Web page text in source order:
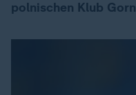
polnischen Klub